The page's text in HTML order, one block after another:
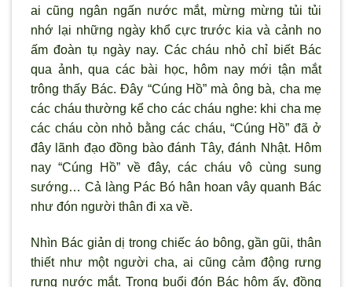
ai cũng ngân ngấn nước mắt, mừng mừng tủi tủi
nhớ lại những ngày khổ cực trước kia và cảnh no
ấm đoàn tụ ngày nay. Các cháu nhỏ chỉ biết Bác
qua ảnh, qua các bài học, hôm nay mới tận mắt
trông thấy Bác. Đây “Cúng Hồ” mà ông bà, cha mẹ
các cháu thường kể cho các cháu nghe: khi cha mẹ
các cháu còn nhỏ bằng các cháu, “Cúng Hồ” đã ở
đây lãnh đạo đồng bào đánh Tây, đánh Nhật. Hôm
nay “Cúng Hồ” về đây, các cháu vô cùng sung
sướng… Cả làng Pác Bó hân hoan vây quanh Bác
như đón người thân đi xa về.
Nhìn Bác giản dị trong chiếc áo bông, gần gũi, thân
thiết như một người cha, ai cũng cảm động rưng
rưng nước mắt. Trong buổi đón Bác hôm ấy, đồng